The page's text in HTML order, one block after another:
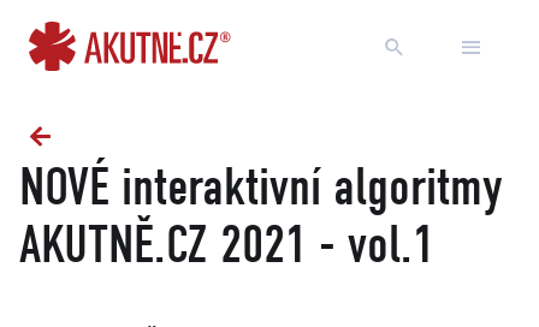
NOVÉ interaktivní algoritmy
AKUTNĚ.CZ 2021 - vol.1